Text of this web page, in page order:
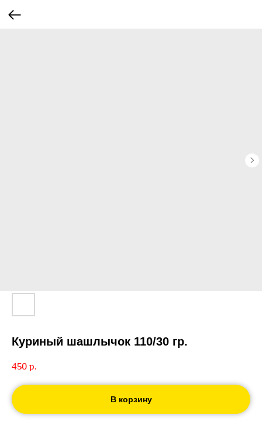
Куриный шашлычок 110/30 гр.
450 р.
В корзину